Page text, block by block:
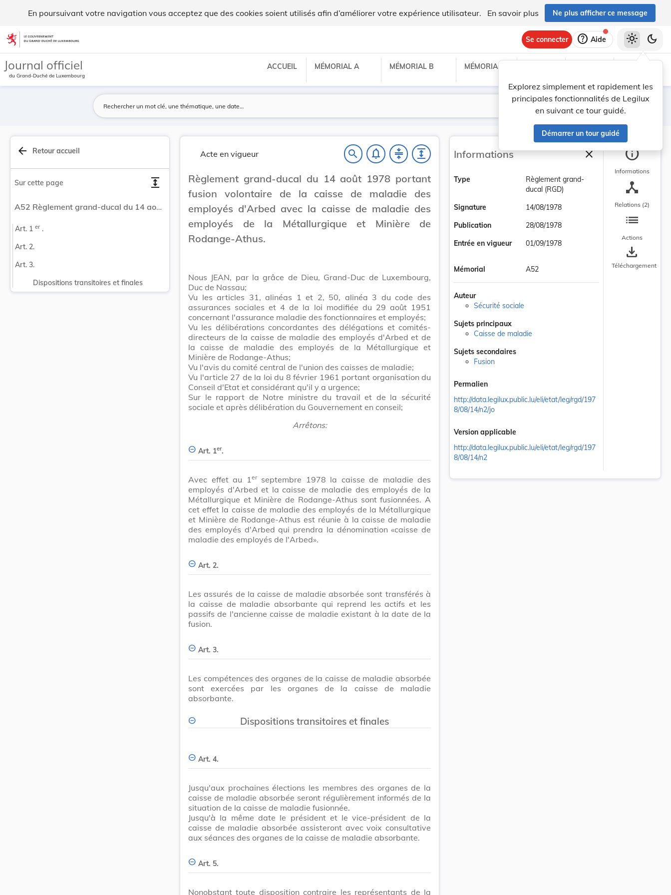
En poursuivant votre navigation vous acceptez que des cookies soient utilisés afin d’améliorer votre expérience utilisateur. En savoir plus Ne plus afficher ce message
Aller au contenu
Se connecter help Aide
Explorez simplement et rapidement les
principales fonctionnalités de Legilux
en suivant ce tour guidé.
Démarrer un tour guidé
light_mode dark_mode
Journal officiel
du Grand-Duché de Luxembourg
ACCUEIL MÉMORIAL A MÉMORIAL B MÉMORIAL C
Lancer la recherche
Filtres
arrow_back Retour accueil
Sur cette page expand
A52 Règlement grand-ducal du 14 août 1978 portant fusion volontaire de la caisse de maladie des employés d'Arbed avec la caisse de maladie des employés de la Métallurgique et Minière de Rodange-Athus.
Art. 1 er .
Art. 2.
Art. 3.
Dispositions transitoires et finales
Acte en vigueur search notifications_none compress expand
Règlement grand-ducal du 14 août 1978 portant
fusion volontaire de la caisse de maladie des
employés d'Arbed avec la caisse de maladie des
employés de la Métallurgique et Minière de
Rodange-Athus.
Nous JEAN, par la grâce de Dieu, Grand-Duc de Luxembourg,
Duc de Nassau;
Vu les articles 31, alinéas 1 et 2, 50, alinéa 3 du code des
assurances sociales et 4 de la loi modifiée du 29 août 1951
concernant l'assurance maladie des fonctionnaires et employés;
Vu les délibérations concordantes des délégations et comités-
directeurs de la caisse de maladie des employés d'Arbed et de
la caisse de maladie des employés de la Métallurgique et
Minière de Rodange-Athus;
Vu l'avis du comité central de l'union des caisses de maladie;
Vu l'article 27 de la loi du 8 février 1961 portant organisation du
Conseil d'Etat et considérant qu'il y a urgence;
Sur le rapport de Notre ministre du travail et de la sécurité
sociale et après délibération du Gouvernement en conseil;
Arrêtons:
Art. 1er.
Avec effet au 1 erseptembre 1978 la caisse de maladie des
employés d'Arbed et la caisse de maladie des employés de la
Métallurgique et Minière de Rodange-Athus sont fusionnées. A
cet effet la caisse de maladie des employés de la Métallurgique
et Minière de Rodange-Athus est réunie à la caisse de maladie
des employés d'Arbed qui prendra la dénomination «caisse de
maladie des employés de l'Arbed».
Art. 2.
Les assurés de la caisse de maladie absorbée sont transférés à
la caisse de maladie absorbante qui reprend les actifs et les
passifs de l'ancienne caisse de maladie existant à la date de la
fusion.
Art. 3.
Les compétences des organes de la caisse de maladie absorbée
sont exercées par les organes de la caisse de maladie
absorbante.
Dispositions transitoires et finales
Art. 4.
Jusqu'aux prochaines élections les membres des organes de la
caisse de maladie absorbée seront régulièrement informés de la
situation de la caisse de maladie fusionnée.
Jusqu'à la même date le président et le vice-président de la
caisse de maladie absorbée assisteront avec voix consultative
aux séances des organes de la caisse de maladie absorbante.
Art. 5.
Nonobstant toute disposition contraire les représentants de la
Informations closeFermer la barre
Type
Règlement grand-
ducal (RGD)
Signature
14/08/1978
Publication
28/08/1978
Entrée en vigueur
01/09/1978
Mémorial A52
Auteur
Sécurité sociale
Sujets principaux
Caisse de maladie
Sujets secondaires
Fusion
Permalien
http://data.legilux.public.lu/eli/etat/leg/rgd/197
8/08/14/n2/jo
Version applicable
http://data.legilux.public.lu/eli/etat/leg/rgd/197
8/08/14/n2
info
Informations
device_hub
Relations (2)
list
Actions
save_alt
Téléchargement